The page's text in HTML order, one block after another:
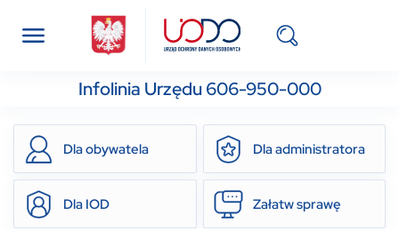
Infolinia Urzędu 606-950-000
Dla obywatela Dla administratora
Dla IOD Załatw sprawę